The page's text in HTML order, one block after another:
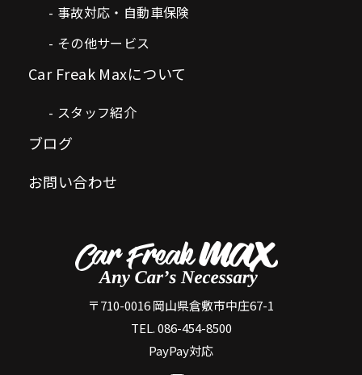
事故対応・自動車保険
その他サービス
Car Freak Maxについて
スタッフ紹介
ブログ
お問い合わせ
〒710-0016 岡山県倉敷市中庄67-1
TEL. 086-454-8500
PayPay対応